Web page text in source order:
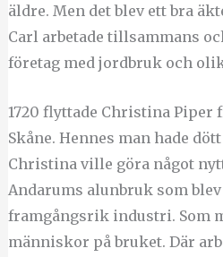
äldre. Men det blev ett bra
Carl arbetade tillsammans
företag med jordbruk och
1720 flyttade Christina
Skåne. Hennes man hade
Christina ville göra något
Andarums alunbruk som
framgångsrik industri. Som
människor på bruket. Där